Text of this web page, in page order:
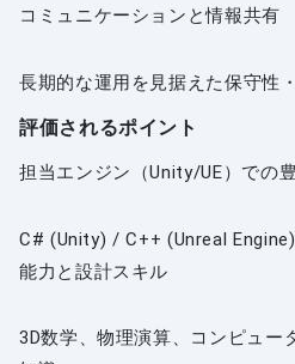
コミュニケーションと情報共有
長期的な運用を見据えた保守性
評価されるポイント
担当エンジン（Unity/UE）での
C# (Unity) / C++ (Unreal
能力と設計スキル
3D数学、物理演算、コンピュー